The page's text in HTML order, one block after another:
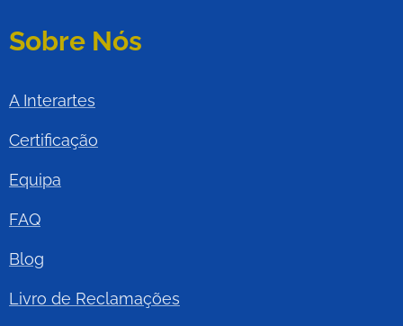
Sobre Nós
A Interartes
Certificação
Equipa
FAQ
Blog
Livro de Reclamações